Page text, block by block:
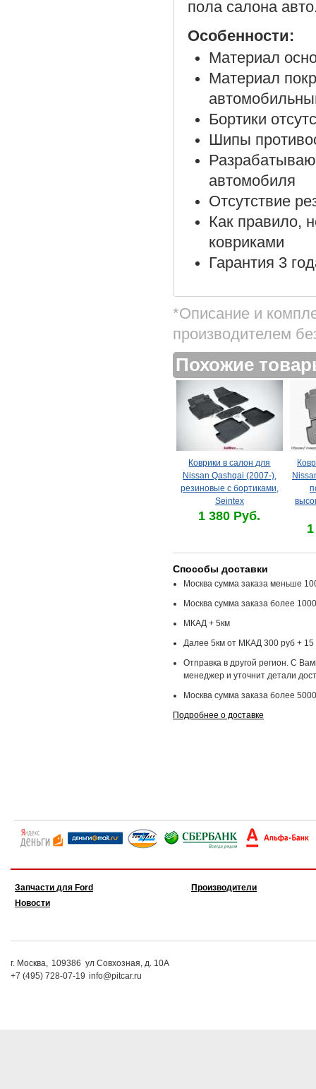
пола салона
Особенности:
Материал
Материал
Бортики
Шипы
автомобиля
Отсутствие
Как правило,
ковриками
Гарантия 3
*Описание и
производителем
Похожие
Коврики в салон для
Nissan Qashqai (2007-),
резиновые с бортиками,
Seintex
1 380 Руб.
Способы доставки
Москва сумма заказа меньше
Москва сумма заказа более
МКАД + 5км
Далее 5км от МКАД 300 руб + 15
Отправка в другой регион. С
менеджер и уточнит детали
Москва сумма заказа более
Подробнее о доставке
Запчасти для Ford
Новости
Производители
г. Москва, 109386 ул Совхозная, д. 10А
+7 (495) 728-07-19 info@pitcar.ru